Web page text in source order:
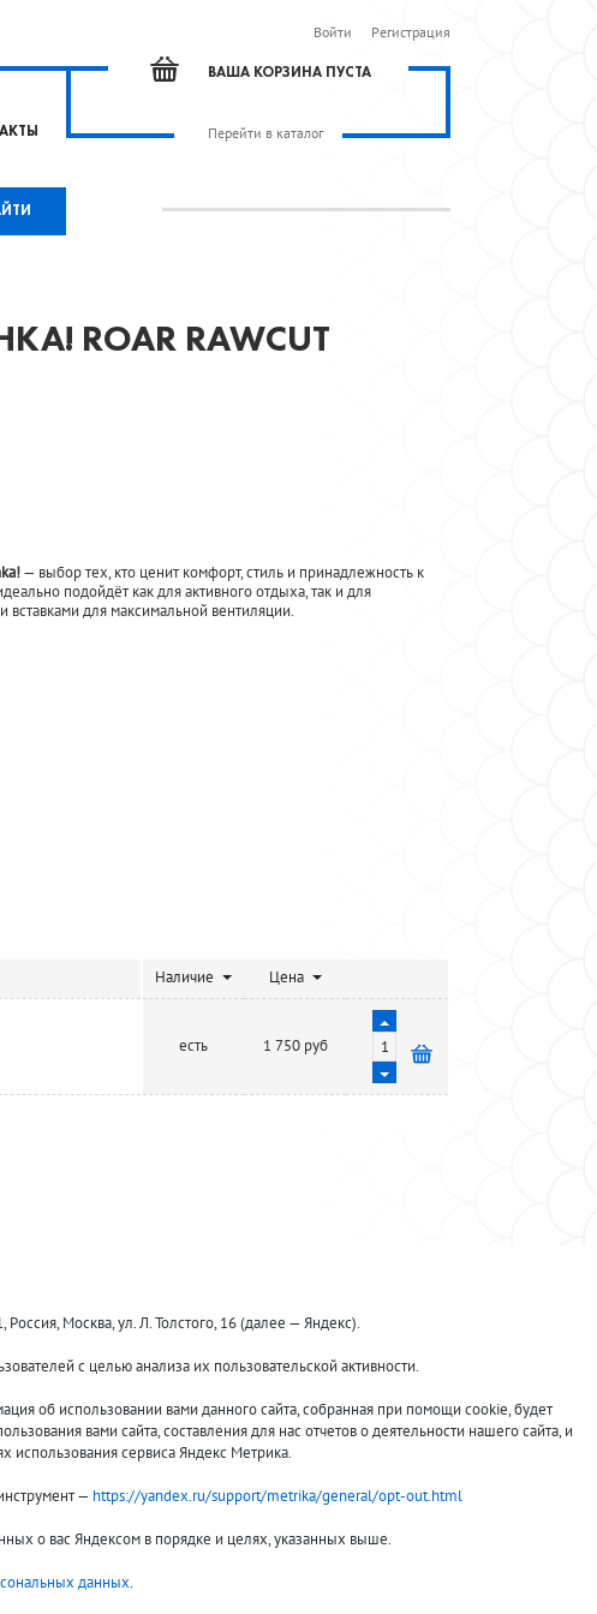
Войти Регистрация
ВАША КОРЗИНА ПУСТА
Перейти в каталог
ROAR RAWCUT
— выбор тех, кто ценит комфорт, стиль и принадлежность к
подойдёт как для активного отдыха, так и для
вставками для максимальной вентиляции.
Наличие Цена
есть 1 750 руб
Принимаем к оплате:
Москва, ул. Л. Толстого, 16 (далее — Яндекс).
с целью анализа их пользовательской активности.
об использовании вами данного сайта, собранная при помощи cookie, будет
вами сайта, составления для нас отчетов о деятельности нашего сайта, и
использования сервиса Яндекс Метрика.
— https://yandex.ru/support/metrika/general/opt-out.html
о вас Яндексом в порядке и целях, указанных выше.
данных.